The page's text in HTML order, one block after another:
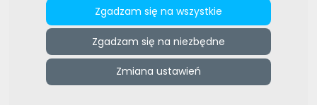
Zgadzam się na wszystkie
Zgadzam się na niezbędne
Zmiana ustawień
e-tlumacze.net >FINPRAW>Oferta tłumaczenia - polski–
litewski
Oferta tłumaczenia